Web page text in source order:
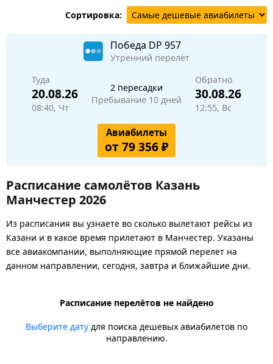
Сортировка:
Победа DP 957
Утренний перелёт
Туда
20.08.26
08:40, Чт
2 пересадки
Пребывание 10 дней
Обратно
30.08.26
12:55, Вс
Авиабилеты
от 79 356 ₽
Расписание самолётов Казань
Манчестер 2026
Из расписания вы узнаете во сколько вылетают рейсы из
Казани и в какое время прилетают в Манчестер. Указаны
все авиакомпании, выполняющие прямой перелет на
данном направлении, сегодня, завтра и ближайшие дни.
Расписание перелётов не найдено
Выберите дату для поиска дешевых авиабилетов по
направлению.